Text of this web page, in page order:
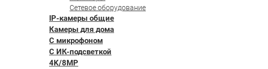
Сетевое оборудование
IP-камеры общие
Камеры для дома
С микрофоном
С ИК-подсветкой
4K/8MP